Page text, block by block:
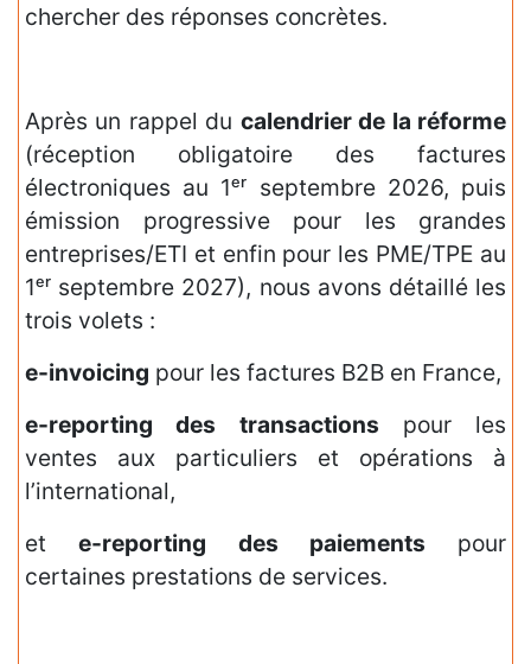
chercher des réponses concrètes.
Après un rappel du calendrier de la réforme
(réception obligatoire des factures
électroniques au 1ᵉʳ septembre 2026, puis
émission progressive pour les grandes
entreprises/ETI et enfin pour les PME/TPE au
1ᵉʳ septembre 2027), nous avons détaillé les
trois volets :
e-invoicing pour les factures B2B en France,
e-reporting des transactions pour les
ventes aux particuliers et opérations à
l’international,
ete-reporting des paiements pour
certaines prestations de services.